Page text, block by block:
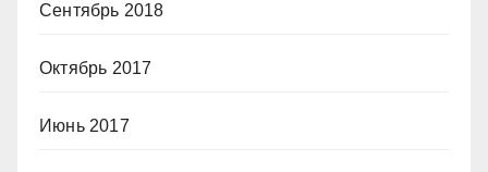
Сентябрь 2018
Октябрь 2017
Июнь 2017